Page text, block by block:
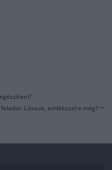
Lássuk, emlékszel-e még?